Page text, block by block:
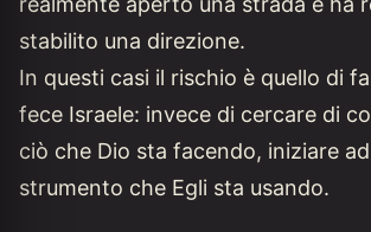
stabilito una direzione.
In questi casi il rischio è quello di
fece Israele: invece di cercare di
ciò che Dio sta facendo, iniziare
strumento che Egli sta usando.